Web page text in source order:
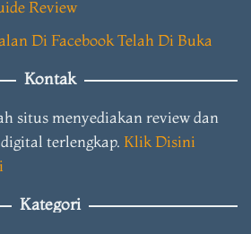
Review
Di Facebook Telah Di Buka
Kontak
situs menyediakan review dan
terlengkap. Klik Disini
Kategori